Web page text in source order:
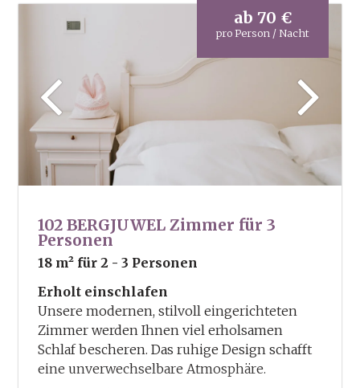
Wanderkarten und Wanderbroschüren
ab 70 €
pro Person / Nacht
102 BERGJUWEL Zimmer für 3
Personen
18 m² für 2 - 3 Personen
Erholt einschlafen
Unsere modernen, stilvoll eingerichteten
Zimmer werden Ihnen viel erholsamen
Schlaf bescheren. Das ruhige Design schafft
eine unverwechselbare Atmosphäre.